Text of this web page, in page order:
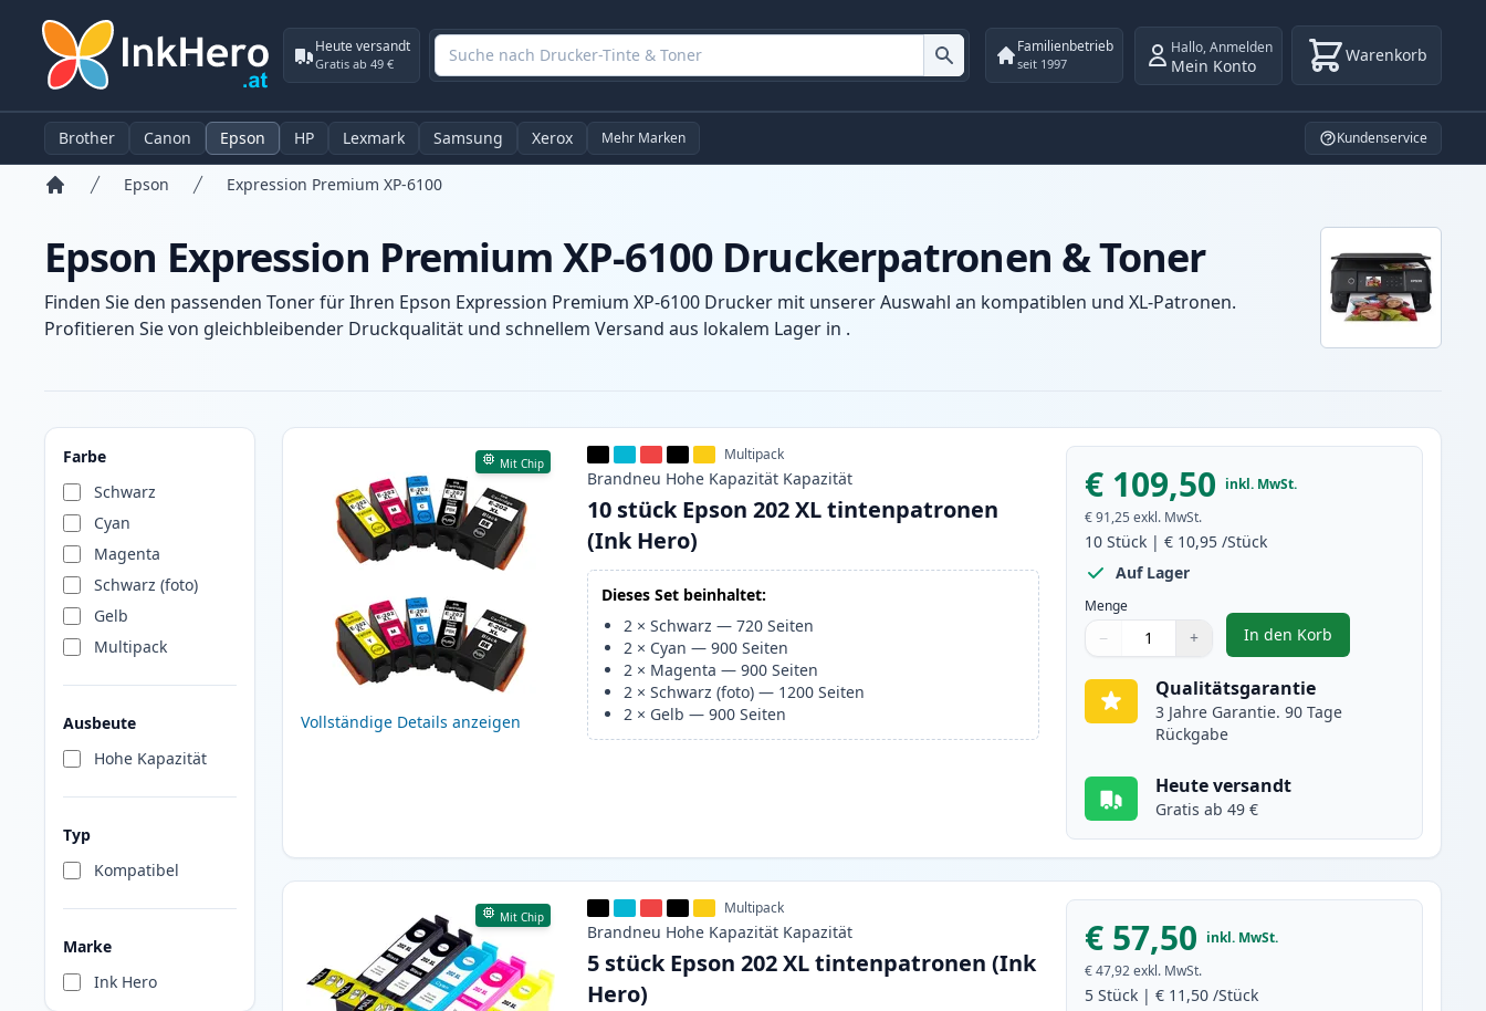
Heute versandt
Gratis ab 49 €
Familienbetrieb
seit 1997
Hallo,Anmelden
Mein Konto Warenkorb
Brother Canon Epson HP Lexmark Samsung Xerox Mehr Marken Kundenservice
Epson Expression Premium XP-6100
Epson Expression Premium XP-6100 Druckerpatronen & Toner
Finden Sie den passenden Toner für Ihren Epson Expression Premium XP-6100 Drucker mit unserer Auswahl an kompatiblen und XL-Patronen.
Profitieren Sie von gleichbleibender Druckqualität und schnellem Versand aus lokalem Lager in .
Farbe
Schwarz
Cyan
Magenta
Schwarz (foto)
Gelb
Multipack
Ausbeute
Hohe Kapazität
Typ
Kompatibel
Marke
Ink Hero
Produkte
Mit Chip
Vollständige Details anzeigen
Multipack
Brandneu Hohe Kapazität Kapazität
10 stück Epson 202 XL tintenpatronen
(Ink Hero)
Dieses Set beinhaltet:
2 ×Schwarz —720 Seiten
2 × Cyan —900 Seiten
2 × Magenta —900 Seiten
2 ×Schwarz (foto) — 1200 Seiten
2 × Gelb —900 Seiten
€ 109,50 inkl. MwSt.
€ 91,25 exkl. MwSt.
10 Stück |€ 10,95 /Stück
Auf Lager
Menge
Menge
Verwenden Sie die Tasten, um anzupassen
− +
Menge 1
In den Korb
, 10 stück Epson 202 XL
Qualitätsgarantie
3 Jahre Garantie. 90 Tage
Rückgabe
Heute versandt
Gratis ab 49 €
Mit Chip Multipack
Brandneu Hohe Kapazität Kapazität
5 stück Epson 202 XL tintenpatronen (Ink
Hero)
€ 57,50 inkl. MwSt.
€ 47,92 exkl. MwSt.
5 Stück |€ 11,50 /Stück